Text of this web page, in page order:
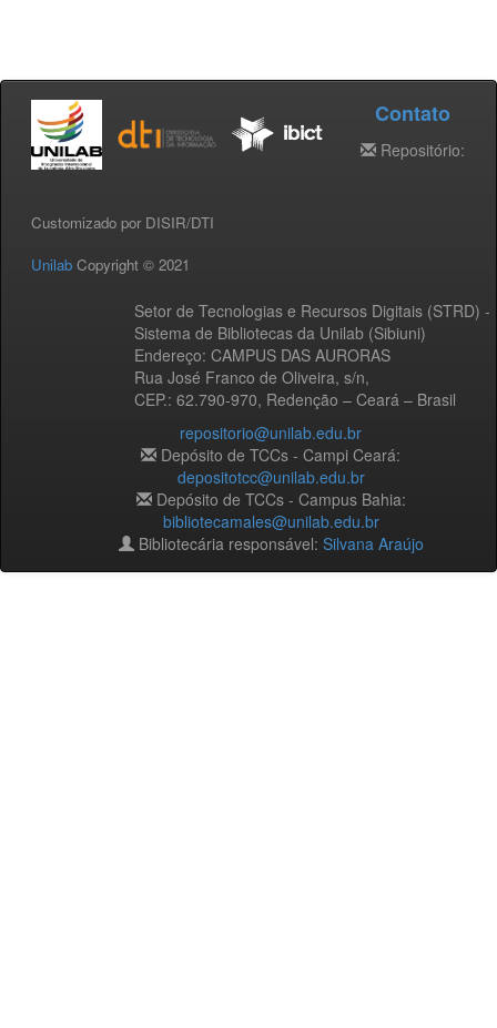
Customizado por DISIR/DTI
Unilab Copyright © 2021
Setor de Tecnologias e Recursos Digitais (STRD) -
Sistema de Bibliotecas da Unilab (Sibiuni)
Endereço: CAMPUS DAS AURORAS
Rua José Franco de Oliveira, s/n,
CEP.: 62.790-970, Redenção – Ceará – Brasil
Contato
Repositório:
repositorio@unilab.edu.br
Depósito de TCCs - Campi Ceará:
depositotcc@unilab.edu.br
Depósito de TCCs - Campus Bahia:
bibliotecamales@unilab.edu.br
Bibliotecária responsável: Silvana Araújo